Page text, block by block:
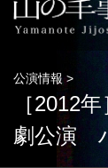
公演情報 >
［2012
劇公演